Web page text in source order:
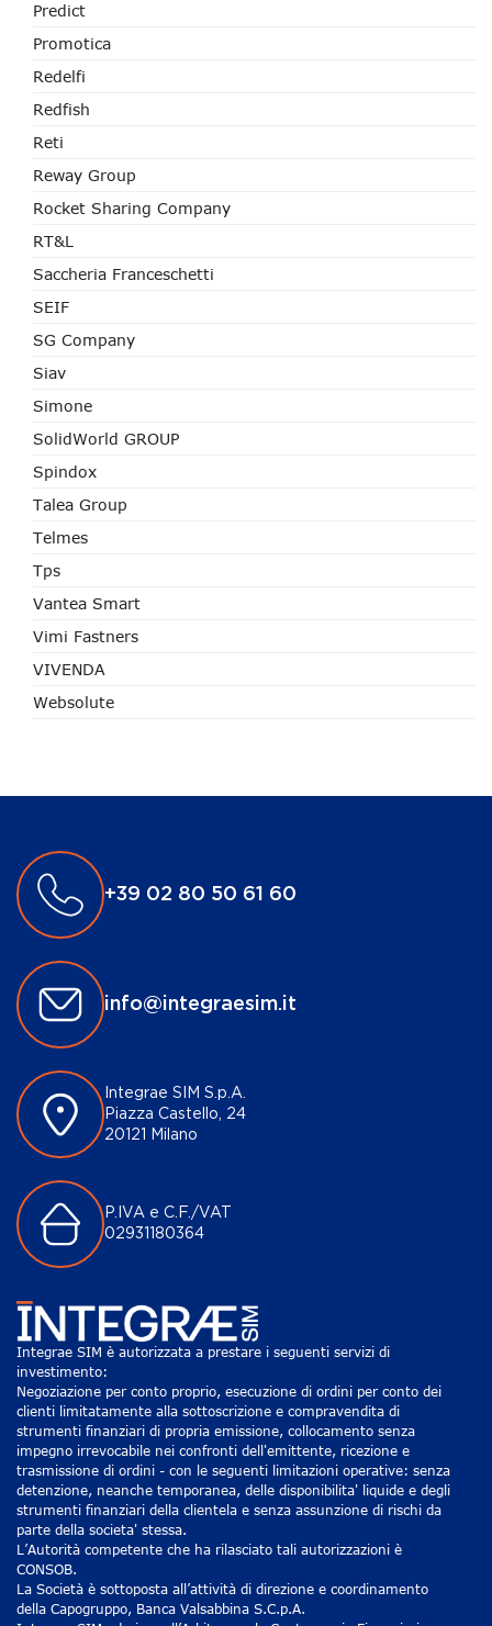
Predict
Promotica
Redelfi
Redfish
Reti
Reway Group
Rocket Sharing Company
RT&L
Saccheria Franceschetti
SEIF
SG Company
Siav
Simone
SolidWorld GROUP
Spindox
Talea Group
Telmes
Tps
Vantea Smart
Vimi Fastners
VIVENDA
Websolute
+39 02 80 50 61 60
info@integraesim.it
Integrae SIM S.p.A.
Piazza Castello, 24
20121 Milano
P.IVA e C.F./VAT
02931180364
Integrae SIM è autorizzata a prestare i seguenti servizi di
investimento:
Negoziazione per conto proprio, esecuzione di ordini per conto dei
clienti limitatamente alla sottoscrizione e compravendita di
strumenti finanziari di propria emissione, collocamento senza
impegno irrevocabile nei confronti dell'emittente, ricezione e
trasmissione di ordini - con le seguenti limitazioni operative: senza
detenzione, neanche temporanea, delle disponibilita' liquide e degli
strumenti finanziari della clientela e senza assunzione di rischi da
parte della societa' stessa.
L’Autorità competente che ha rilasciato tali autorizzazioni è
CONSOB.
La Società è sottoposta all’attività di direzione e coordinamento
della Capogruppo, Banca Valsabbina S.C.p.A.